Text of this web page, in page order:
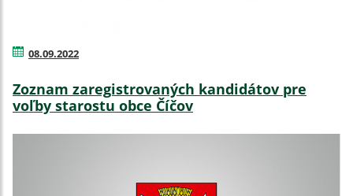
08.09.2022
Zoznam zaregistrovaných kandidátov pre
voľby starostu obce Číčov